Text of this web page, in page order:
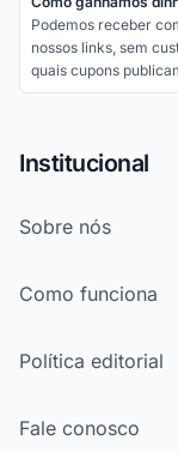
Podemos receber
nossos links, sem
quais cupons
Institucional
Sobre nós
Como funciona
Política editorial
Fale conosco